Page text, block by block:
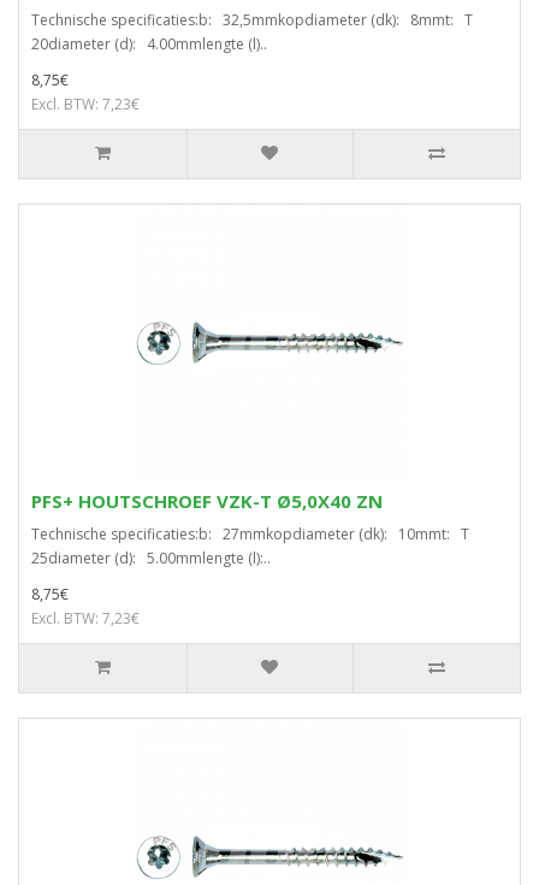
Technische specificaties:b: 32,5mmkopdiameter (dk): 8mmt: T
20diameter (d): 4.00mmlengte (l)..
8,75€
Excl. BTW: 7,23€
PFS+ HOUTSCHROEF VZK-T Ø5,0X40 ZN
Technische specificaties:b: 27mmkopdiameter (dk): 10mmt: T
25diameter (d): 5.00mmlengte (l):..
8,75€
Excl. BTW: 7,23€